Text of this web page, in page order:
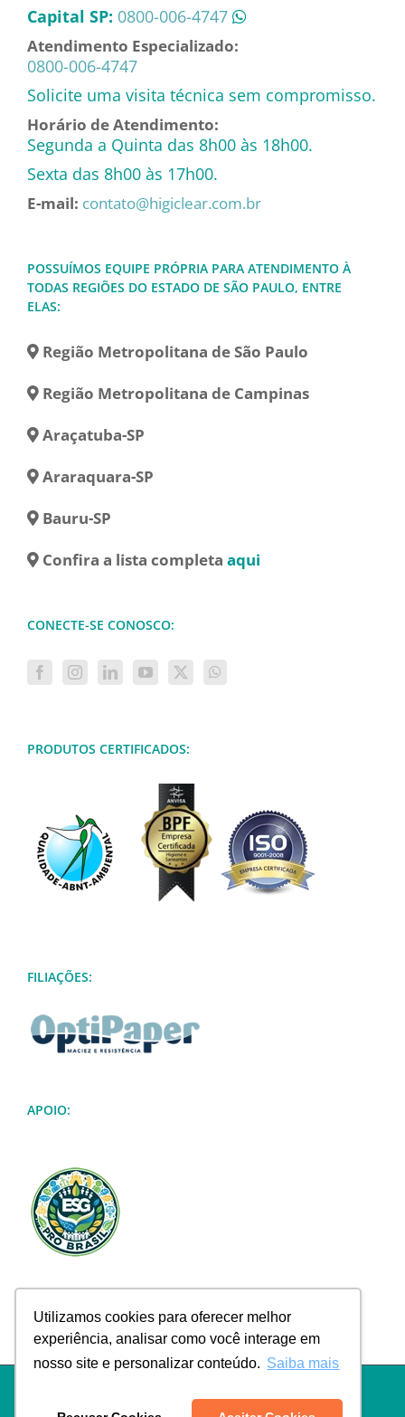
Utilizamos cookies para oferecer melhor
experiência, analisar como você interage em
nosso site e personalizar conteúdo. Saiba mais
Capital SP: 0800-006-4747
Atendimento Especializado:
0800-006-4747
Solicite uma visita técnica sem compromisso.
Horário de Atendimento:
Segunda a Quinta das 8h00 às 18h00.
Sexta das 8h00 às 17h00.
E-mail: contato@higiclear.com.br
POSSUÍMOS EQUIPE PRÓPRIA PARA ATENDIMENTO À
TODAS REGIÕES DO ESTADO DE SÃO PAULO, ENTRE
ELAS:
Região Metropolitana de São Paulo
Região Metropolitana de Campinas
Araçatuba-SP
Araraquara-SP
Bauru-SP
Confira a lista completa aqui
CONECTE-SE CONOSCO:
PRODUTOS CERTIFICADOS:
FILIAÇÕES:
APOIO:
Política de Frete|Empresa|Contato